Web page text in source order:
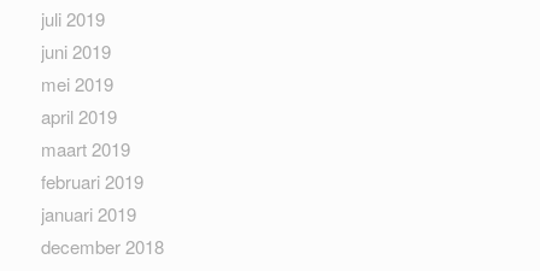
juli 2019
juni 2019
mei 2019
april 2019
maart 2019
februari 2019
januari 2019
december 2018